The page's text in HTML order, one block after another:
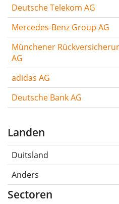
Deutsche Telekom AG
Mercedes-Benz Group AG
Münchener
AG
adidas AG
Deutsche Bank AG
Landen
Duitsland
Anders
Sectoren